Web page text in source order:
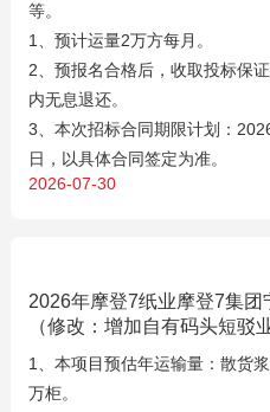
等。
1、预计运量2万方每月。
2、预报名合格后，收取投标保
内无息退还。
3、本次招标合同期限计划：
日，以具体合同签定为准。
2026-07-30
2026年摩登7纸业摩登7集
（修改：增加自有码头短驳
1、本项目预估年运输量：散货
万柜。